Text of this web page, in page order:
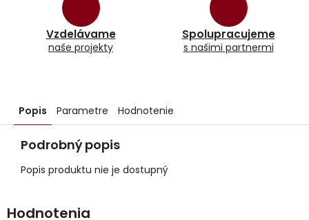
Vzdelávame
naše projekty
Spolupracujeme
s našimi partnermi
Popis Parametre Hodnotenie
Podrobný popis
Popis produktu nie je dostupný